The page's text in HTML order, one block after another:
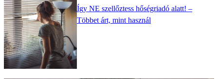
Így NE szellőztess hőségriadó alatt! –
Többet árt, mint használ